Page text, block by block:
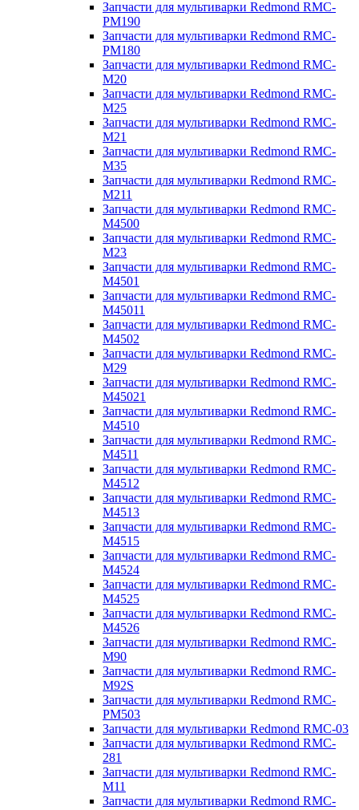
Запчасти для мультиварки Redmond RMC-
PM190
Запчасти для мультиварки Redmond RMC-
PM180
Запчасти для мультиварки Redmond RMC-
M20
Запчасти для мультиварки Redmond RMC-
M25
Запчасти для мультиварки Redmond RMC-
M21
Запчасти для мультиварки Redmond RMC-
M35
Запчасти для мультиварки Redmond RMC-
M211
Запчасти для мультиварки Redmond RMC-
M4500
Запчасти для мультиварки Redmond RMC-
M23
Запчасти для мультиварки Redmond RMC-
M4501
Запчасти для мультиварки Redmond RMC-
M45011
Запчасти для мультиварки Redmond RMC-
M4502
Запчасти для мультиварки Redmond RMC-
M29
Запчасти для мультиварки Redmond RMC-
M45021
Запчасти для мультиварки Redmond RMC-
M4510
Запчасти для мультиварки Redmond RMC-
M4511
Запчасти для мультиварки Redmond RMC-
M4512
Запчасти для мультиварки Redmond RMC-
M4513
Запчасти для мультиварки Redmond RMC-
M4515
Запчасти для мультиварки Redmond RMC-
M4524
Запчасти для мультиварки Redmond RMC-
M4525
Запчасти для мультиварки Redmond RMC-
M4526
Запчасти для мультиварки Redmond RMC-
M90
Запчасти для мультиварки Redmond RMC-
M92S
Запчасти для мультиварки Redmond RMC-
PM503
Запчасти для мультиварки Redmond RMC-03
Запчасти для мультиварки Redmond RMC-
281
Запчасти для мультиварки Redmond RMC-
M11
Запчасти для мультиварки Redmond RMC-